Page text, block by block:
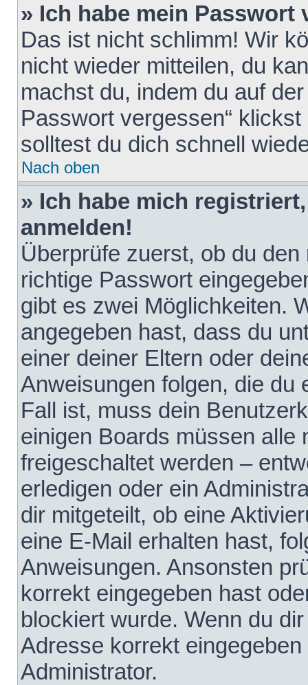
» Ich habe mein Passwort
Das ist nicht schlimm! Wir
nicht wieder mitteilen, du
machst du, indem du auf
Passwort vergessen“
solltest du dich schnell
Nach oben
» Ich habe mich
anmelden!
Überprüfe zuerst, ob du
richtige Passwort
gibt es zwei Möglichkeiten.
angegeben hast, dass du
einer deiner Eltern oder
Anweisungen folgen, die du
Fall ist, muss dein
einigen Boards müssen alle
freigeschaltet werden –
erledigen oder ein
dir mitgeteilt, ob eine
eine E-Mail erhalten hast,
Anweisungen. Ansonsten
korrekt eingegeben hast
blockiert wurde. Wenn du
Adresse korrekt
Administrator.